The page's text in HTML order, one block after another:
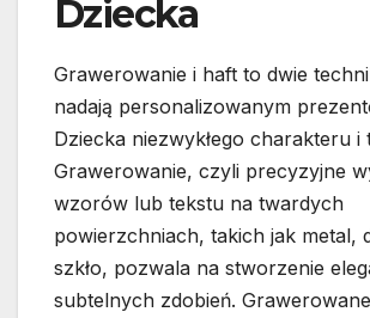
Dziecka
Grawerowanie i haft to dwie
nadają personalizowanym
Dziecka niezwykłego charakteru i
Grawerowanie, czyli precyzyjne
wzorów lub tekstu na twardych
powierzchniach, takich jak metal,
szkło, pozwala na stworzenie
subtelnych zdobień.